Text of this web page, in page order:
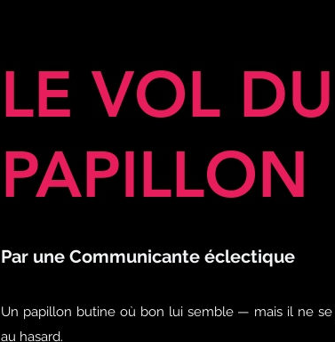
LE VOL DU
PAPILLON
Par une Communicante éclectique
Un papillon butine où bon lui semble — mais il ne se
au hasard.